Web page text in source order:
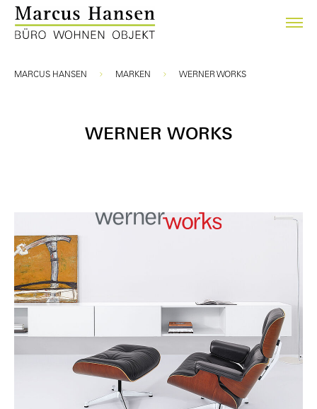
Sie sind hier:
MARCUS HANSEN MARKEN WERNER WORKS
WERNER WORKS